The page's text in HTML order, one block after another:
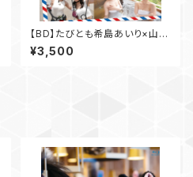
【BD】たびとも希島あいり×山岸
あや花
¥3,500